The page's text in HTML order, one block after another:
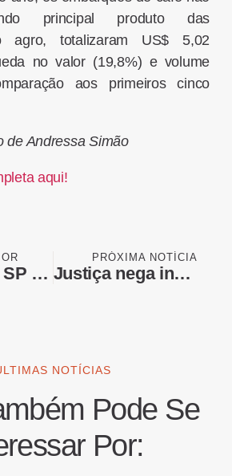
principal produto das
agro, totalizaram US$ 5,02
no valor (19,8%) e volume
aos primeiros cinco
de Andressa Simão
aqui!
Feriado em SP terá tempo firme e madrugadas frias; mínimas podem chegar a 10°C
PRÓXIMA NOTÍCIA
Justiça nega indenização a vítima de tubarão em PE: "Assumiu o risco"
NOTÍCIAS
Pode Se
Por: